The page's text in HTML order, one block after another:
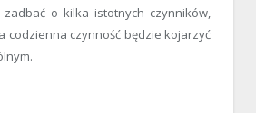
o kilka istotnych czynników,
codzienna czynność będzie kojarzyć